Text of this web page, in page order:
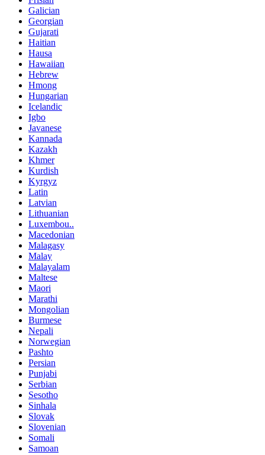
Galician
Georgian
Gujarati
Haitian
Hausa
Hawaiian
Hebrew
Hmong
Hungarian
Icelandic
Igbo
Javanese
Kannada
Kazakh
Khmer
Kurdish
Kyrgyz
Latin
Latvian
Lithuanian
Luxembou..
Macedonian
Malagasy
Malay
Malayalam
Maltese
Maori
Marathi
Mongolian
Burmese
Nepali
Norwegian
Pashto
Persian
Punjabi
Serbian
Sesotho
Sinhala
Slovak
Slovenian
Somali
Samoan